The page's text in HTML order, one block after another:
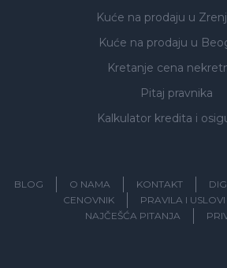
Kuće na prodaju u
Kuće na prodaju u
Kretanje cena
Pitaj pravnika
Kalkulator kredita i
BLOG O NAMA KONTAKT
CENOVNIK
PRAVILA I
NAJČEŠĆA PITANJA